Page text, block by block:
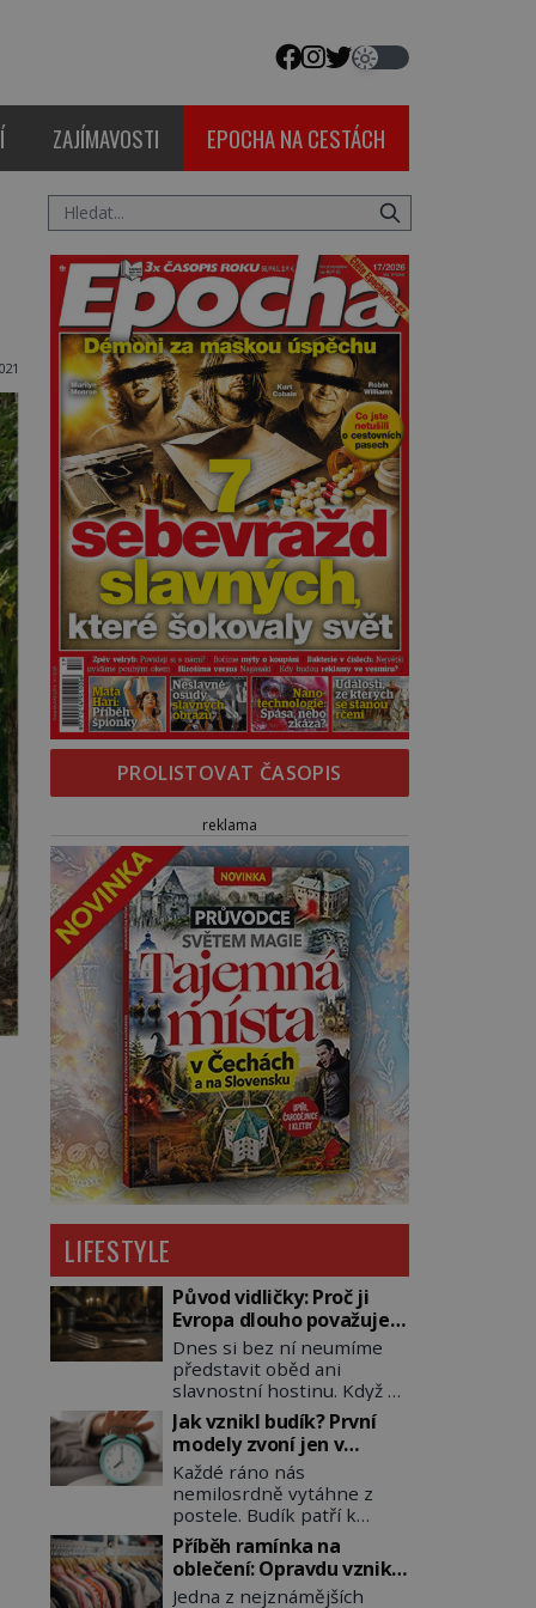
ZAJÍMAVOSTI EPOCHA NA CESTÁCH
PROLISTOVAT ČASOPIS
reklama
LIFESTYLE
Původ vidličky: Proč ji
Evropa dlouho považuje
za nástroj samotného
satana?
Dnes si bez ní neumíme
představit oběd ani
slavnostní hostinu. Když se
však vidlička v raném
středověku objevuje na
evropských stolech,
vzbuzuje pohoršení,
posměch i strach. Mnozí
duchovní ji označují za
projev pýchy a zbytečného
přepychu, někteří dokonce
za nástroj ďábla. Trvá
Jak vznikl budík? První
modely zvoní jen v
jedinou nastavenou
hodinu
Každé ráno nás
nemilosrdně vytáhne z
postele. Budík patří k
nejběžnějším předmětům
domácnosti, jeho cesta k
dnešní podobě je ale
překvapivě dlouhá. První
Příběh ramínka na
oblečení: Opravdu vzniká
kvůli zapomenutému
Jedna z nejznámějších